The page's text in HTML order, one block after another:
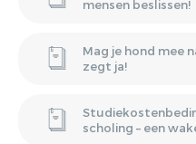
mensen beslissen!
Mag je hond mee
zegt ja!
scholing – een